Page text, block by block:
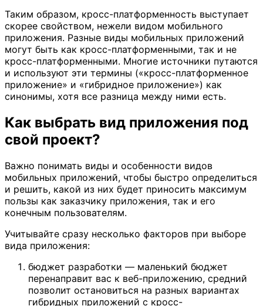
Таким образом, кросс-платформенность выступает
скорее свойством, нежели видом мобильного
приложения. Разные виды мобильных приложений
могут быть как кросс-платформенными, так и не
кросс-платформенными. Многие источники путаются
и используют эти термины («кросс-платформенное
приложение» и «гибридное приложение») как
синонимы, хотя все разница между ними есть.
Как выбрать вид приложения под
свой проект?
Важно понимать виды и особенности видов
мобильных приложений, чтобы быстро определиться
и решить, какой из них будет приносить максимум
пользы как заказчику приложения, так и его
конечным пользователям.
Учитывайте сразу несколько факторов при выборе
вида приложения:
бюджет разработки — маленький бюджет
перенаправит вас к веб-приложению, средний
позволит остановиться на разных вариантах
гибридных приложений с кросс-